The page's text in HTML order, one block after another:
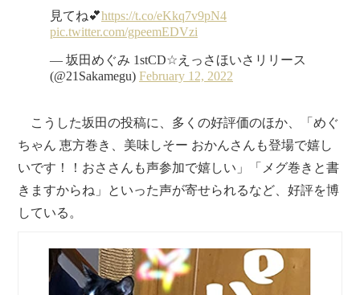
こうした坂田の投稿に、多くの好評価のほか、「めぐ
ちゃん 恵方巻き、美味しそー おかんさんも登場で嬉し
いです！！おささんも声参加で嬉しい」「メグ巻きと書
きますからね」といった声が寄せられるなど、好評を博
している。